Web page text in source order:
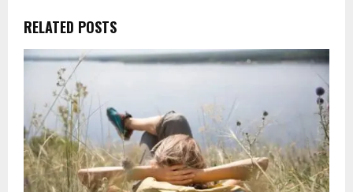
RELATED POSTS